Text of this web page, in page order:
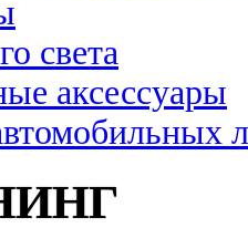
света
аксессуары